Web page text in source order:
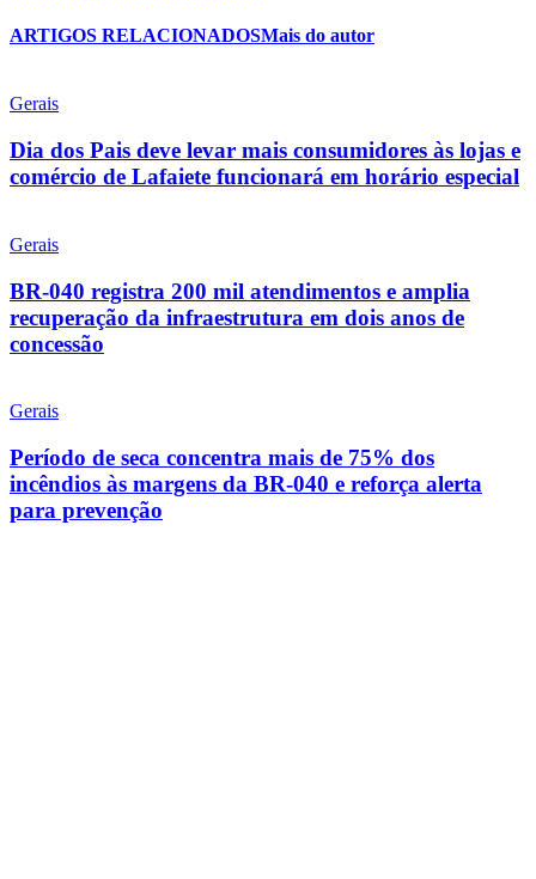
ARTIGOS RELACIONADOSMais do autor
Gerais
Dia dos Pais deve levar mais consumidores às lojas e
comércio de Lafaiete funcionará em horário especial
Gerais
BR-040 registra 200 mil atendimentos e amplia
recuperação da infraestrutura em dois anos de
concessão
Gerais
Período de seca concentra mais de 75% dos
incêndios às margens da BR-040 e reforça alerta
para prevenção